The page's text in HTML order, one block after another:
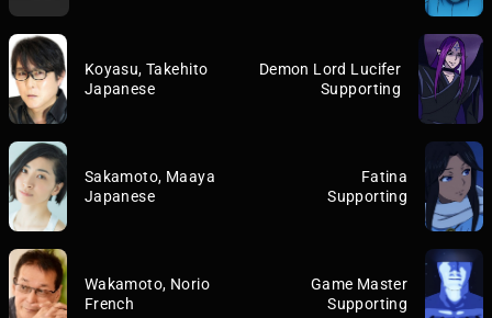
Koyasu, Takehito
Japanese
Demon Lord Lucifer
Supporting
Sakamoto, Maaya
Japanese
Fatina
Supporting
Wakamoto, Norio
French
Game Master
Supporting